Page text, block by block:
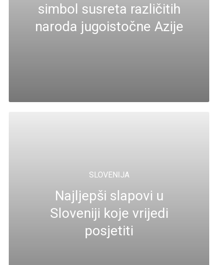
simbol susreta različitih
naroda jugoistočne Azije
SLOVENIJA
Najljepši slapovi u
Sloveniji koje vrijedi
posjetiti